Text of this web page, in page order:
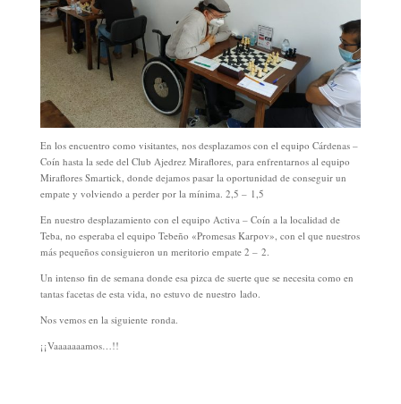
En los encuentro como visitantes, nos desplazamos con el equipo Cárdenas –
Coín hasta la sede del Club Ajedrez Miraflores, para enfrentarnos al equipo
Miraflores Smartick, donde dejamos pasar la oportunidad de conseguir un
empate y volviendo a perder por la mínima. 2,5 – 1,5
En nuestro desplazamiento con el equipo Activa – Coín a la localidad de
Teba, no esperaba el equipo Tebeño «Promesas Karpov», con el que nuestros
más pequeños consiguieron un meritorio empate 2 – 2.
Un intenso fin de semana donde esa pizca de suerte que se necesita como en
tantas facetas de esta vida, no estuvo de nuestro lado.
Nos vemos en la siguiente ronda.
¡¡Vaaaaaaamos…!!